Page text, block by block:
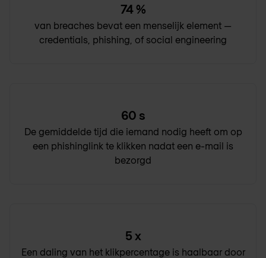
74%
van breaches bevat een menselijk element —
credentials, phishing, of social engineering
60 s
De gemiddelde tijd die iemand nodig heeft om op
een phishinglink te klikken nadat een e-mail is
bezorgd
5 x
Een daling van het klikpercentage is haalbaar door